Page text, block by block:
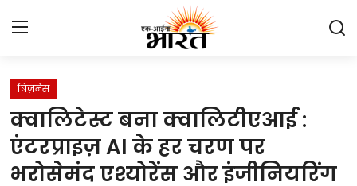
Home
प्रेस रिलीज़
देश
बिज़नेस
क्वालिटेस्ट बना क्वालिटीएआई :
एंटरप्राइज़ AI के हर चरण पर
भरोसेमंद एश्योरेंस और इंजीनियरिंग